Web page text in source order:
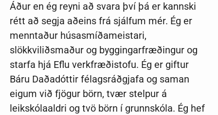
Áður en ég reyni að svara því þá er kannski
rétt að segja aðeins frá sjálfum mér. Ég er
menntaður húsasmíðameistari,
slökkviliðsmaður og byggingarfræðingur og
starfa hjá Eflu verkfræðistofu. Ég er giftur
Báru Daðadóttir félagsráðgjafa og saman
eigum við fjögur börn, tvær stelpur á
leikskólaaldri og tvö börn í grunnskóla. Ég hef